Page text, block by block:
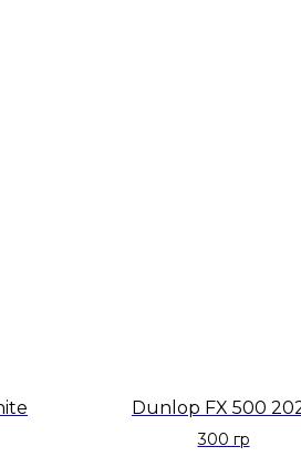
Dunlop FX 500
300 гр